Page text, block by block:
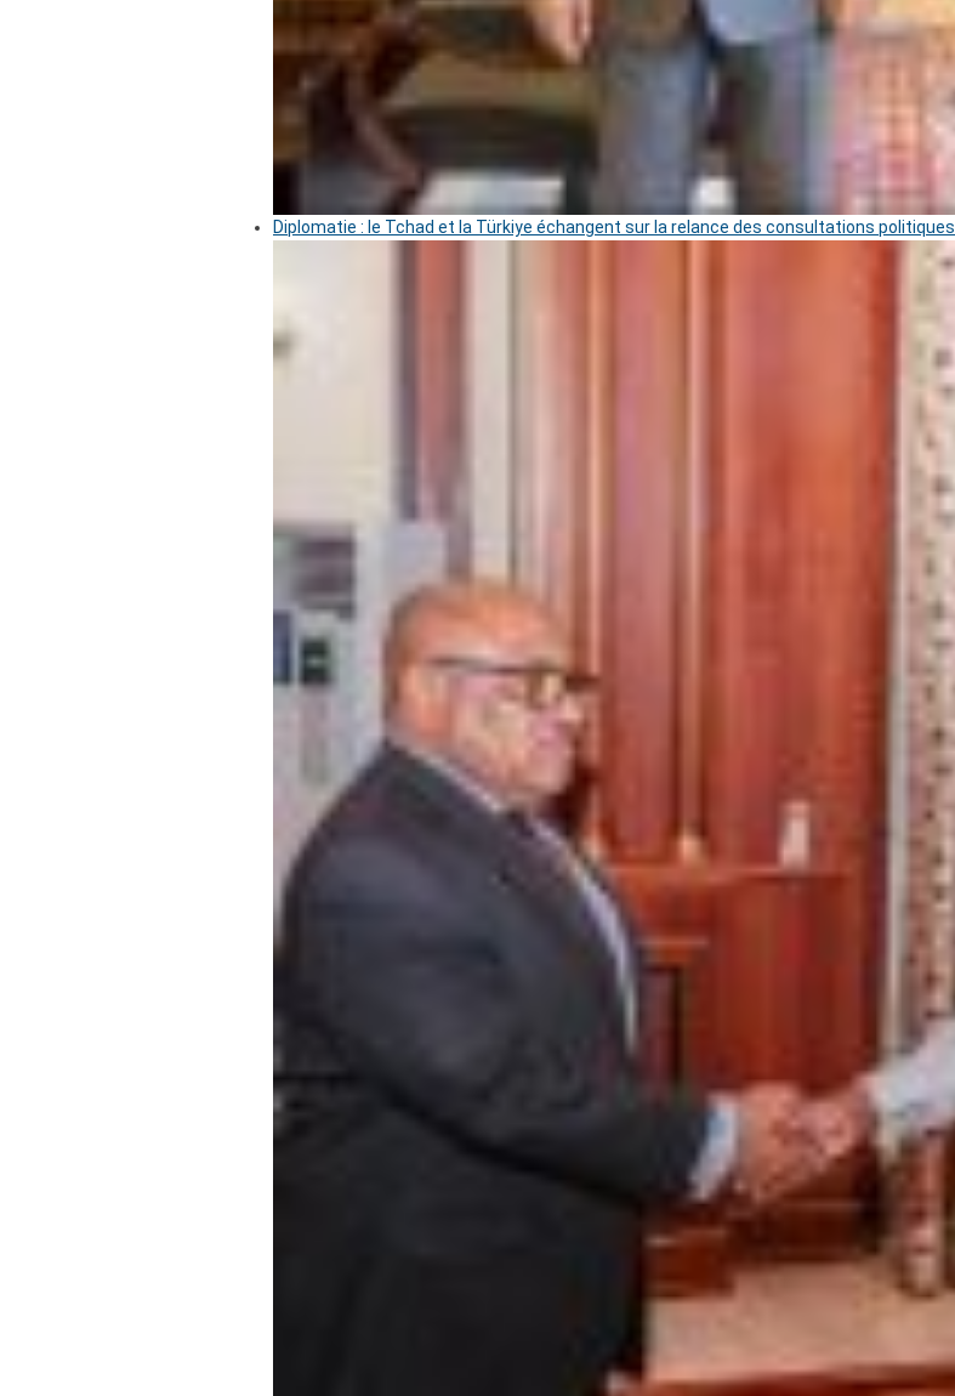
Diplomatie : le Tchad et la Türkiye échangent sur la relance des consultations politiques